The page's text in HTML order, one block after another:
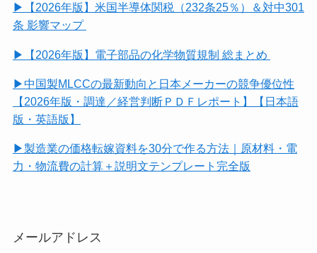
▶【2026年版】米国半導体関税（232条25％）＆対中301
条 影響マップ
▶【2026年版】電子部品の化学物質規制 総まとめ
▶中国製MLCCの最新動向と日本メーカーの競争優位性
【2026年版・調達／経営判断ＰＤＦレポート】【日本語
版・英語版】
▶製造業の価格転嫁資料を30分で作る方法｜原材料・電
力・物流費の計算＋説明文テンプレート完全版
メールアドレス